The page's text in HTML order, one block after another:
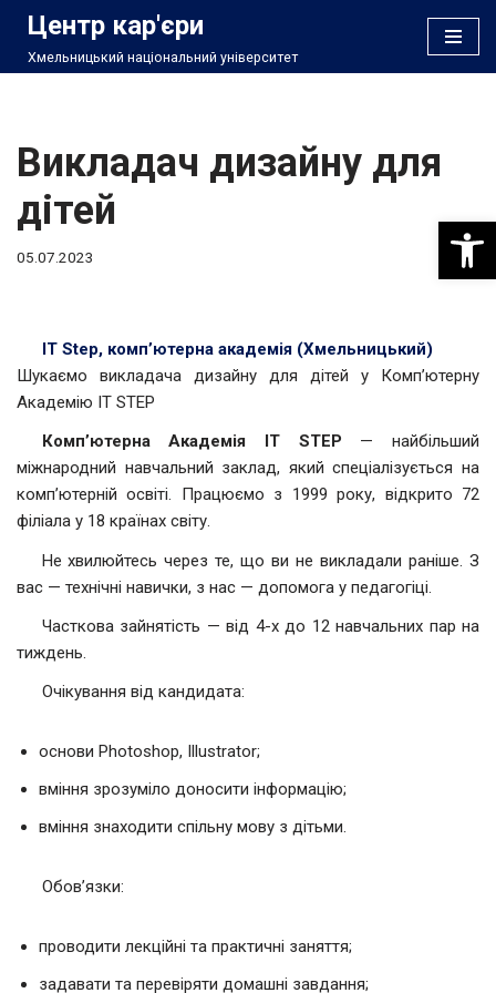
Перейти
Центр кар'єри
Хмельницький національний університет
Викладач дизайну для
дітей
05.07.2023
ІТ Step, комп’ютерна академія (Хмельницький)
Шукаємо викладача дизайну для дітей у Комп’ютерну
Академію IT STEP
Комп’ютерна Академія IT STEP — найбільший
міжнародний навчальний заклад, який спеціалізується на
комп’ютерній освіті. Працюємо з 1999 року, відкрито 72
філіала у 18 країнах світу.
Не хвилюйтесь через те, що ви не викладали раніше. З
вас — технічні навички, з нас — допомога у педагогіці.
Часткова зайнятість — від 4-х до 12 навчальних пар на
тиждень.
Очікування від кандидата:
основи Photoshop, Illustrator;
вміння зрозуміло доносити інформацію;
вміння знаходити спільну мову з дітьми.
Обов’язки:
проводити лекційні та практичні заняття;
задавати та перевіряти домашні завдання;